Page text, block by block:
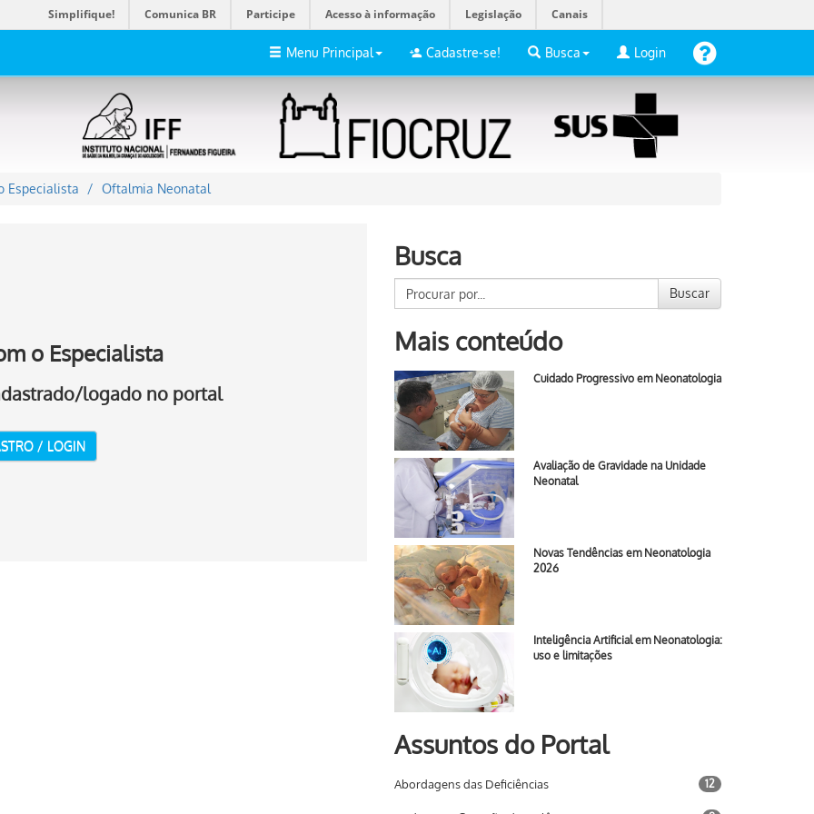
Simplifique! Comunica BR Participe Acesso à informação Legislação Canais
Menu Principal Cadastre-se! Busca Login
Especialista Oftalmia Neonatal
o Especialista
logado no portal
/ LOGIN
Busca
Buscar
Mais conteúdo
Cuidado Progressivo em Neonatologia
Avaliação de Gravidade na Unidade
Neonatal
Novas Tendências em Neonatologia
2026
Inteligência Artificial em Neonatologia:
uso e limitações
Assuntos do Portal
Abordagens das Deficiências 12